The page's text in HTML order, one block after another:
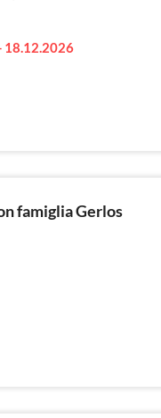
18.12.2026
famiglia Gerlos